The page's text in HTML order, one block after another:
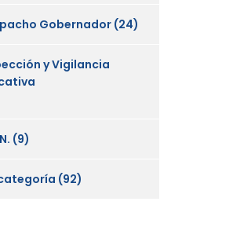
Gobernador (24)
y Vigilancia
(9)
(92)